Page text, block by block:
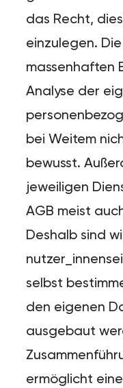
das Recht,
einzulegen.
massenhaften
Analyse der
bei Weitem
bewusst.
jeweiligen
AGB meist
Deshalb sind
selbst
den eigenen
ausgebaut
ermöglicht